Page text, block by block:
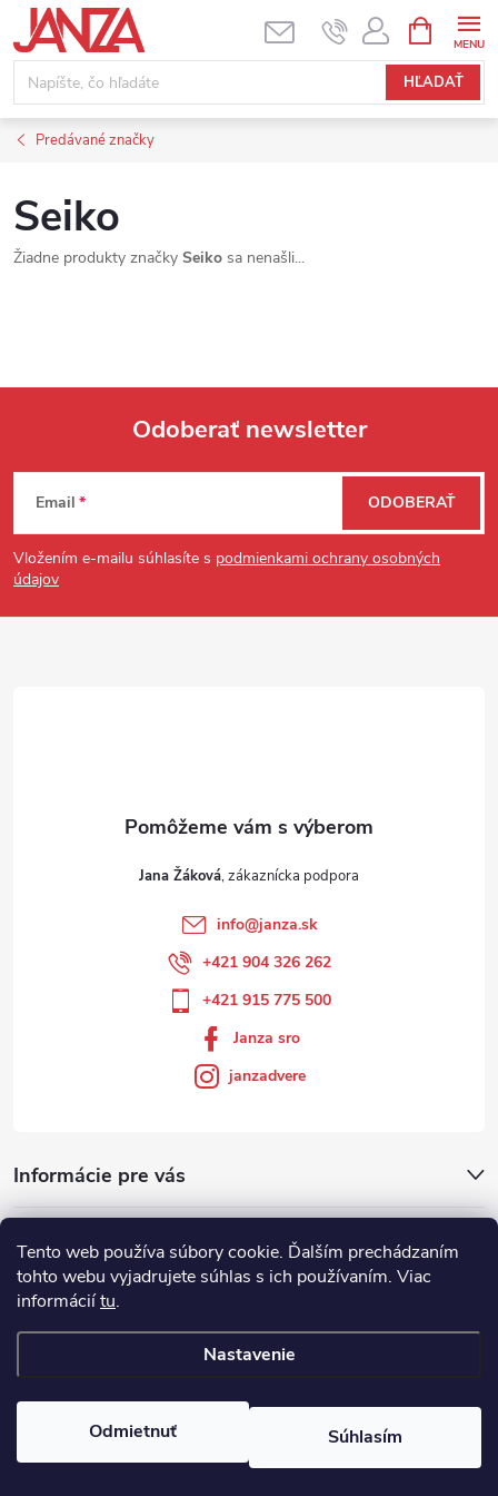
Tento web používa súbory cookie. Ďalším prechádzaním
tohto webu vyjadrujete súhlas s ich používaním. Viac
informáciítu.
Nastavenie
Odmietnuť Súhlasím
Prejsť na obsah
HĽADAŤ
Predávané značky
Seiko
Žiadne produkty značky Seiko sa nenašli...
Zápätie
Odoberať newsletter
Email
Vložením e-mailu súhlasíte s podmienkami ochrany osobných
údajov
ODOBERAŤ
Informácie pre vás
Jana Žáková
info@janza.sk
+421 904 326 262
+421 915 775 500
Janza sro
janzadvere
Showroom
. Všetky práva vyhradené.